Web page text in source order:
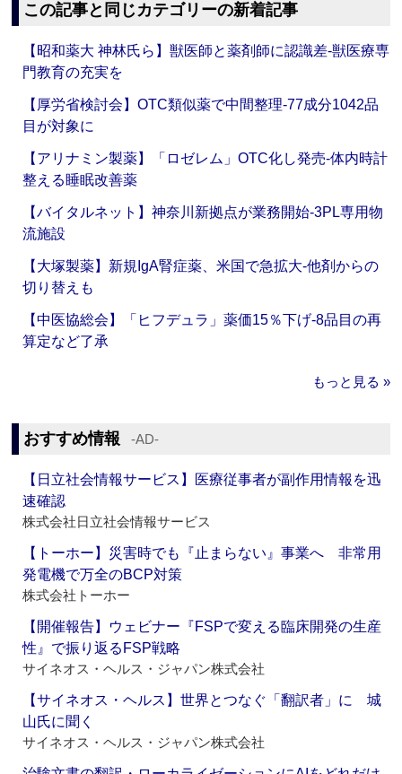
この記事と同じカテゴリーの新着記事
【昭和薬大 神林氏ら】獣医師と薬剤師に認識差‐獣医療専
門教育の充実を
【厚労省検討会】OTC類似薬で中間整理‐77成分1042品
目が対象に
【アリナミン製薬】「ロゼレム」OTC化し発売‐体内時計
整える睡眠改善薬
【バイタルネット】神奈川新拠点が業務開始‐3PL専用物
流施設
【大塚製薬】新規IgA腎症薬、米国で急拡大‐他剤からの
切り替えも
【中医協総会】「ヒフデュラ」薬価15％下げ‐8品目の再
算定など了承
もっと見る »
おすすめ情報 ‐AD‐
【日立社会情報サービス】医療従事者が副作用情報を迅
速確認
株式会社日立社会情報サービス
【トーホー】災害時でも『止まらない』事業へ 非常用
発電機で万全のBCP対策
株式会社トーホー
【開催報告】ウェビナー『FSPで変える臨床開発の生産
性』で振り返るFSP戦略
サイネオス・ヘルス・ジャパン株式会社
【サイネオス・ヘルス】世界とつなぐ「翻訳者」に 城
山氏に聞く
サイネオス・ヘルス・ジャパン株式会社